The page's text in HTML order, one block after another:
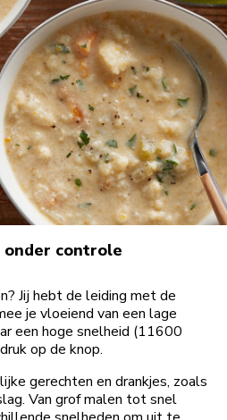
controle
Jij hebt de leiding met de
je vloeiend van een lage
een hoge snelheid (11600
op de knop.
gerechten en drankjes, zoals
Van grof malen tot snel